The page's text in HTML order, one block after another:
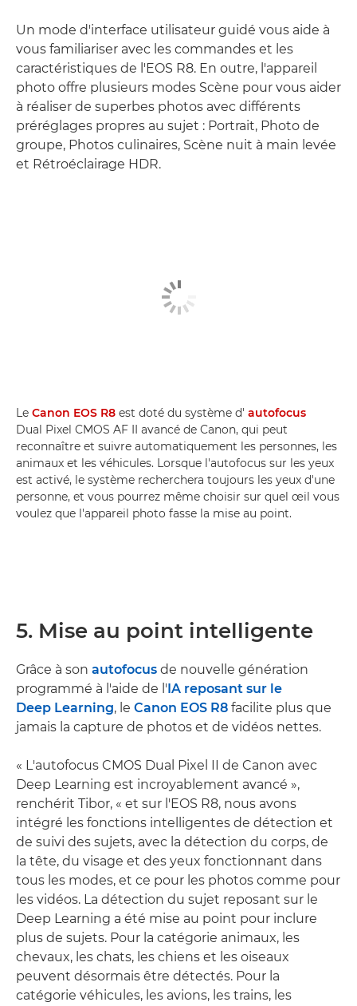
Un mode d'interface utilisateur guidé vous aide à
vous familiariser avec les commandes et les
caractéristiques de l'EOS R8. En outre, l'appareil
photo offre plusieurs modes Scène pour vous aider
à réaliser de superbes photos avec différents
préréglages propres au sujet : Portrait, Photo de
groupe, Photos culinaires, Scène nuit à main levée
et Rétroéclairage HDR.
Le Canon EOS R8 est doté du système d' autofocus
Dual Pixel CMOS AF II avancé de Canon, qui peut
reconnaître et suivre automatiquement les personnes, les
animaux et les véhicules. Lorsque l'autofocus sur les yeux
est activé, le système recherchera toujours les yeux d'une
personne, et vous pourrez même choisir sur quel œil vous
voulez que l'appareil photo fasse la mise au point.
5. Mise au point intelligente
Grâce à son autofocus de nouvelle génération
programmé à l'aide de l' IA reposant sur le
Deep Learning, le Canon EOS R8 facilite plus que
jamais la capture de photos et de vidéos nettes.
« L'autofocus CMOS Dual Pixel II de Canon avec
Deep Learning est incroyablement avancé »,
renchérit Tibor, « et sur l'EOS R8, nous avons
intégré les fonctions intelligentes de détection et
de suivi des sujets, avec la détection du corps, de
la tête, du visage et des yeux fonctionnant dans
tous les modes, et ce pour les photos comme pour
les vidéos. La détection du sujet reposant sur le
Deep Learning a été mise au point pour inclure
plus de sujets. Pour la catégorie animaux, les
chevaux, les chats, les chiens et les oiseaux
peuvent désormais être détectés. Pour la
catégorie véhicules, les avions, les trains, les